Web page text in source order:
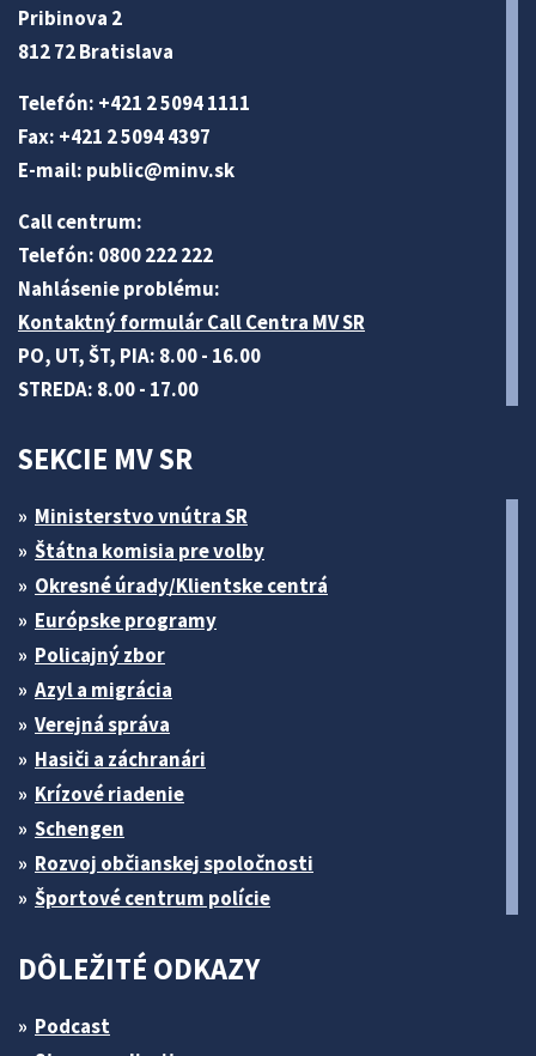
Pribinova 2
812 72 Bratislava
Telefón: +421 2 5094 1111
Fax: +421 2 5094 4397
E-mail: public@minv.sk
Call centrum:
Telefón: 0800 222 222
Nahlásenie problému:
Kontaktný formulár Call Centra MV SR
PO, UT, ŠT, PIA: 8.00 - 16.00
STREDA: 8.00 - 17.00
SEKCIE MV SR
Ministerstvo vnútra SR
Štátna komisia pre volby
Okresné úrady/Klientske centrá
Európske programy
Policajný zbor
Azyl a migrácia
Verejná správa
Hasiči a záchranári
Krízové riadenie
Schengen
Rozvoj občianskej spoločnosti
Športové centrum polície
DÔLEŽITÉ ODKAZY
Podcast